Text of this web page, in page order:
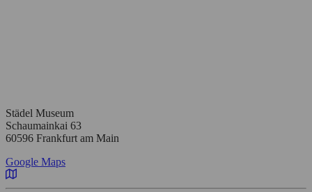
Städel Museum
Schaumainkai 63
60596 Frankfurt am Main
Google Maps